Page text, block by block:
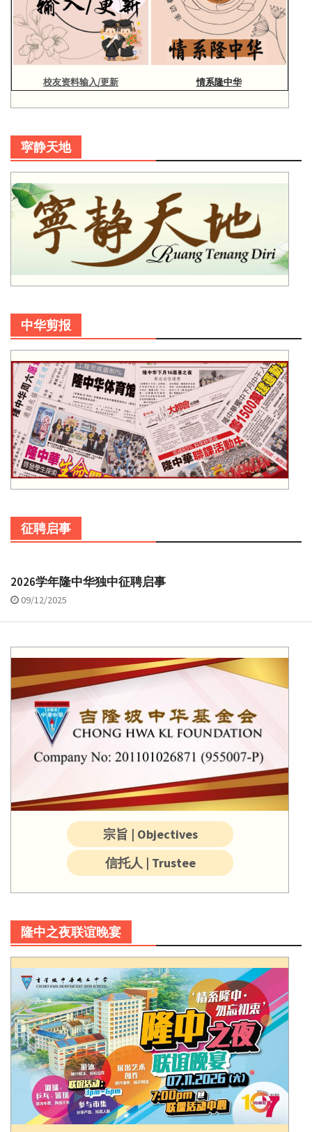
校友资料输入/更新 情系隆中华
寜静天地
中华剪报
征聘启事
2026学年隆中华独中征聘启事
09/12/2025
宗旨 | Objectives
信托人 | Trustee
隆中之夜联谊晚宴